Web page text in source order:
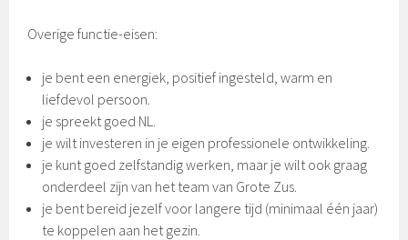
Overige functie-eisen:
je bent een energiek, positief ingesteld, warm en
liefdevol persoon.
je spreekt goed NL.
je wilt investeren in je eigen professionele ontwikkeling.
je kunt goed zelfstandig werken, maar je wilt ook graag
onderdeel zijn van het team van Grote Zus.
je bent bereid jezelf voor langere tijd (minimaal één jaar)
te koppelen aan het gezin.